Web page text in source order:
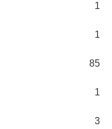
1
1
85
1
3